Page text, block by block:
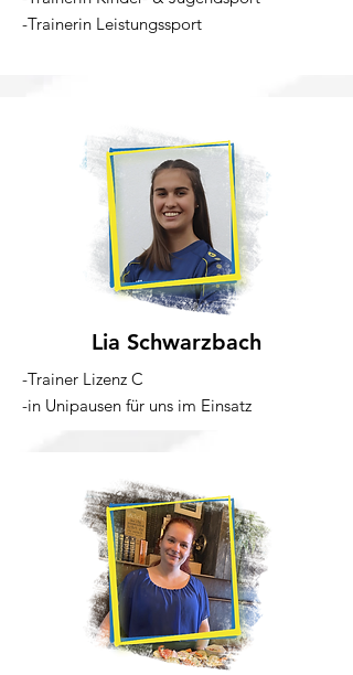
-Trainerin Leistungssport
Lia Schwarzbach
-Trainer Lizenz C
-in Unipausen für uns im Einsatz